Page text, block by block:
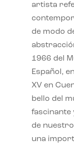
artista
de modo
1966 del
Español,
XV en
bello del
fascinante
de
una